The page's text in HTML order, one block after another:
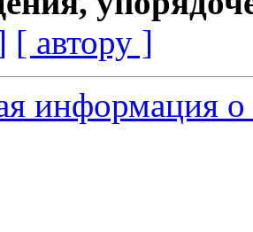
[ автору ]
информация о